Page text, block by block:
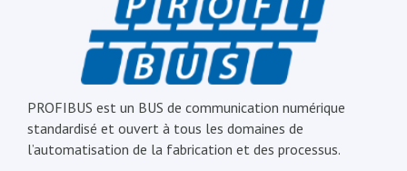
PROFIBUS est un BUS de communication numérique
standardisé et ouvert à tous les domaines de
l’automatisation de la fabrication et des processus.